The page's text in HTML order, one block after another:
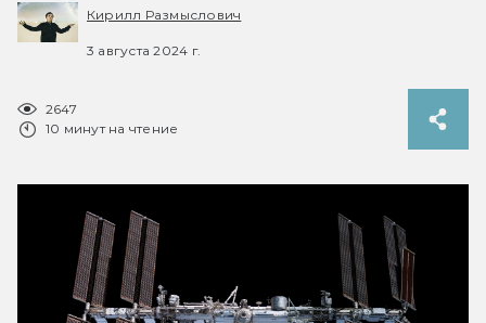
Кирилл Размыслович
3 августа 2024 г.
2647
10 минут на чтение